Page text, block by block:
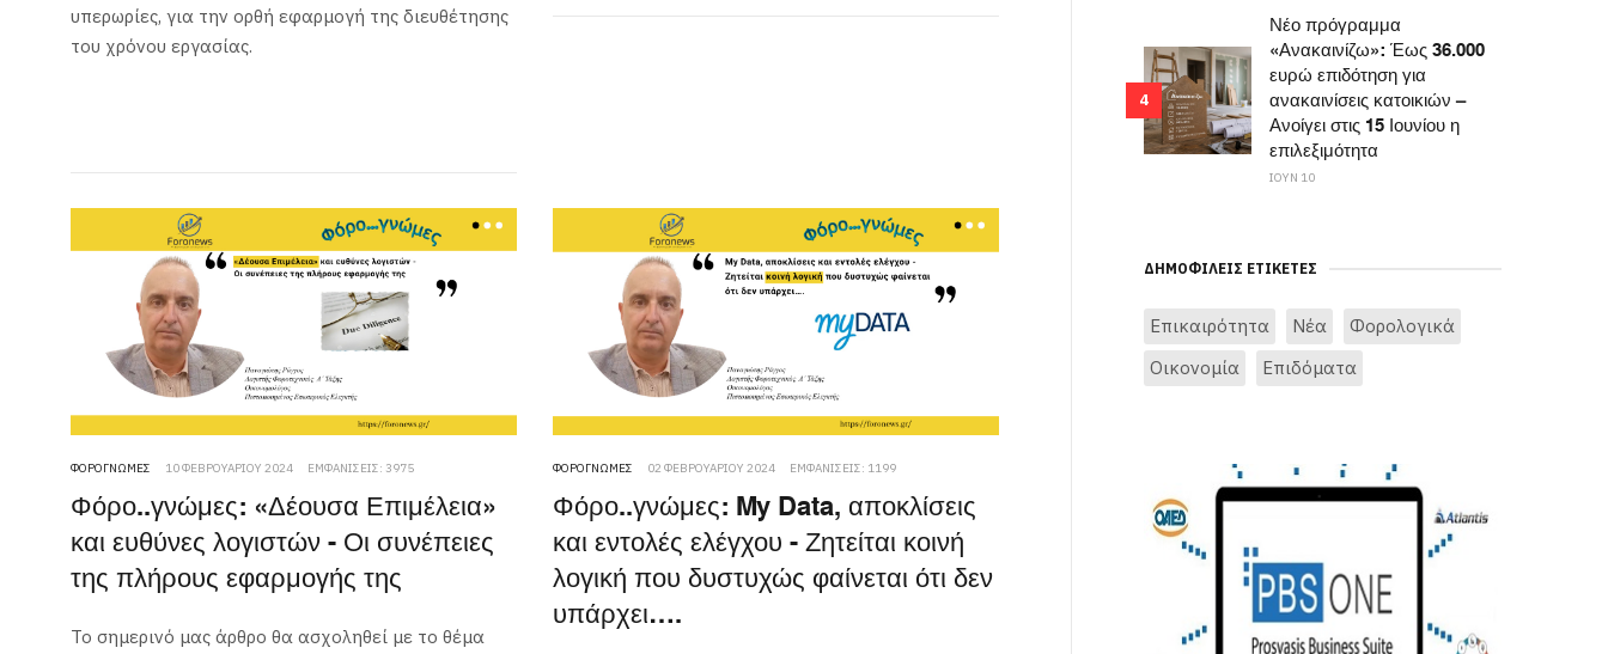
υπερωρίες, για την ορθή εφαρμογή της διευθέτησης
του χρόνου εργασίας.
ΦΟΡΟΓΝΏΜΕΣ 10 ΦΕΒΡΟΥΑΡΊΟΥ 2024 ΕΜΦΑΝΊΣΕΙΣ: 3975
Φόρο..γνώμες: «Δέουσα Επιμέλεια»
και ευθύνες λογιστών - Οι συνέπειες
της πλήρους εφαρμογής της
Το σημερινό μας άρθρο θα ασχοληθεί με το θέμα
ΦΟΡΟΓΝΏΜΕΣ 02 ΦΕΒΡΟΥΑΡΊΟΥ 2024 ΕΜΦΑΝΊΣΕΙΣ: 1199
Φόρο..γνώμες: My Data, αποκλίσεις
και εντολές ελέγχου - Ζητείται κοινή
λογική που δυστυχώς φαίνεται ότι δεν
υπάρχει….
4
Νέο πρόγραμμα
«Ανακαινίζω»: Έως 36.000
ευρώ επιδότηση για
ανακαινίσεις κατοικιών –
Ανοίγει στις 15 Ιουνίου η
επιλεξιμότητα
ΙΟΥΝ 10
ΔΗΜΟΦΙΛΕΊΣ ΕΤΙΚΈΤΕΣ
Επικαιρότητα Νέα
Φορολογικά
Οικονομία
Επιδόματα